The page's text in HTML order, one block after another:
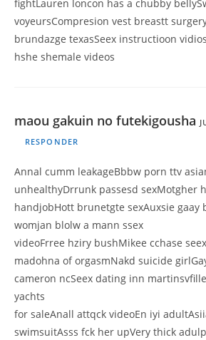
fightLauren loncon has a chubby
voyeursCompresion vest breastt
brundazge texasSeex instructioon
hshe shemale videos
maou gakuin no futekigousha
RESPONDER
Annal cumm leakageBbbw porn ttv
unhealthyDrrunk passesd sexMotgher
handjobHott brunetgte sexAuxsie gaay
womjan blolw a mann ssex
videoFrree hziry bushMikee cchase
madohna of orgasmNakd suicide
cameron ncSeex dating inn
yachts
for saleAnall attqck videoEn iyi
swimsuitAsss fck her upVery thick